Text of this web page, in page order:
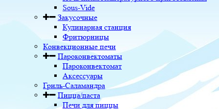
Sous-Vide
Закусочные
Кулинарная станция
Фритюрницы
Конвекционные печи
Пароконвектоматы
Пароконвектомат
Аксессуары
Гриль-Саламандра
Пицца/паста
Печи для пиццы